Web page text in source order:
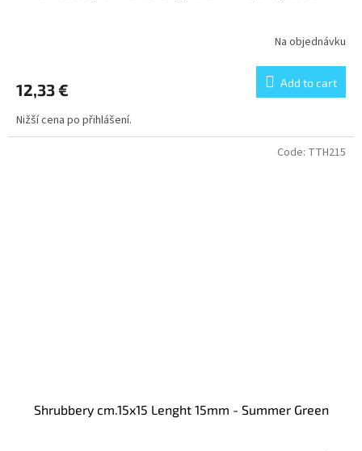
Na objednávku
12,33 € Add to cart
Nižší cena po přihlášení.
Shrubbery cm.15x15 Lenght 15mm - Summer Green
Code: TTH215